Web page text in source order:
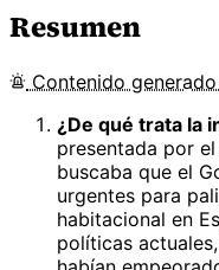
Resumen
Contenido
¿De qué trata la
presentada por
buscaba que el
urgentes para
habitacional en
políticas